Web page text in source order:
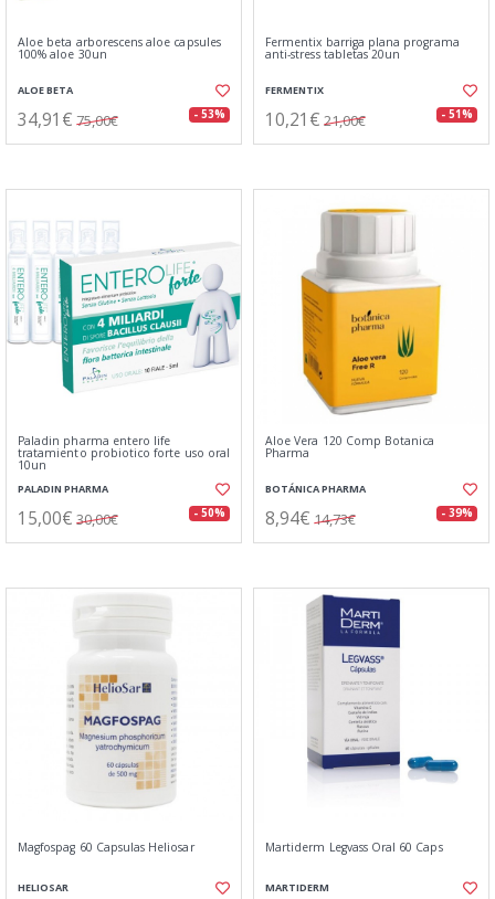
Aloe beta arborescens aloe capsules
100% aloe 30un
ALOE BETA
34,91€ 75,00€ - 53%
Fermentix barriga plana programa
anti-stress tabletas 20un
FERMENTIX
10,21€ 21,00€ - 51%
Paladin pharma entero life
tratamiento probiotico forte uso oral
10un
PALADIN PHARMA
15,00€ 30,00€ - 50%
Aloe Vera 120 Comp Botanica
Pharma
BOTÁNICA PHARMA
8,94€ 14,73€ - 39%
Magfospag 60 Capsulas Heliosar
HELIOSAR
Martiderm Legvass Oral 60 Caps
MARTIDERM